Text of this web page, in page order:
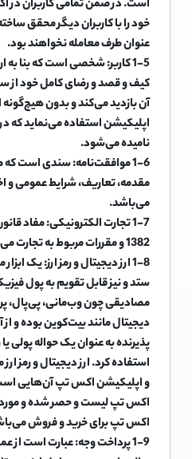
است. در ضمن تمامی کاربران
خود را با کاربران دیگر محقق
عنوان طرف معامله نخواهند بود.
1-5 کاربر: شخصی است که بنا به
کیف و قصد و رضای کامل خود از
آن بازدید می‌کند و بدون هیچ‌گونه
اپلیکیشن استفاده می‌نماید که
نامیده می‌شود.
1-6 موافقت‌نامه: سندی است
مقدمه، تعاریف، شرایط عمومی و
می‌باشد.
1-7 تجارت الکترونیکی: مفاد
1382 و مقررات مربوط به تجارت می‌باشد.
1-8 ارز دیجیتال و رمز ارز: یک
ستد و نیز قابل تقویم به پول
مصادیقی چون وب‌مانی، پی‌پال،
دیجیتال مانند بیت‌کوین بوده و
پذیرنده به عنوان یک حواله پولی
استفاده کرد. ارز دیجیتال و رمز
و اپلیکیشن اکس تپ آن‌هایی
اکس تپ لیست و حصر شده و
اکس تپ برای خرید و فروش
1-9 پرداخت وجه: عبارت است از